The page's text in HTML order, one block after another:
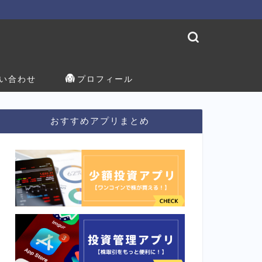
合わせ プロフィール
おすすめアプリまとめ